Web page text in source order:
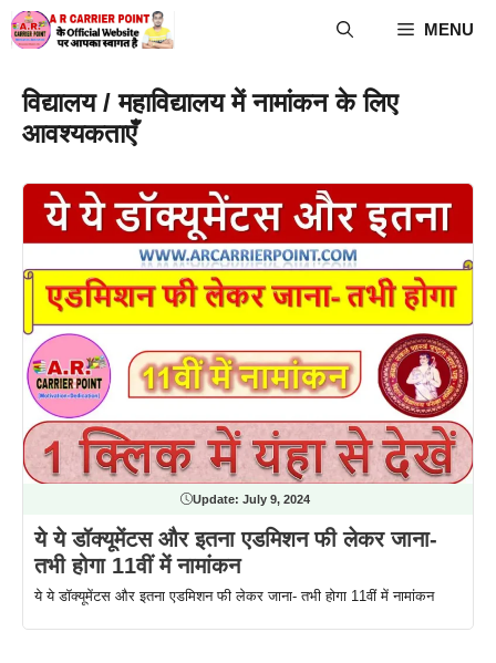
Skip
to
MENU
विद्यालय / महाविद्यालय में नामांकन के लिए
आवश्यकताएँ
Update: July 9, 2024
ये ये डॉक्यूमेंटस और इतना एडमिशन फी लेकर जाना-
तभी होगा 11वीं में नामांकन
ये ये डॉक्यूमेंटस और इतना एडमिशन फी लेकर जाना- तभी होगा 11वीं में नामांकन